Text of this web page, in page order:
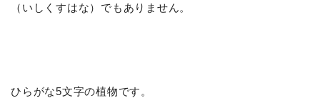
（いしくすはな）でもありません。
ひらがな5文字の植物です。